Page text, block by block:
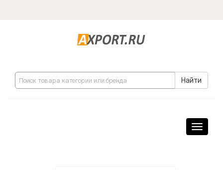
Найти